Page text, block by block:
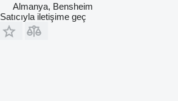
Almanya, Bensheim
Satıcıyla iletişime geç